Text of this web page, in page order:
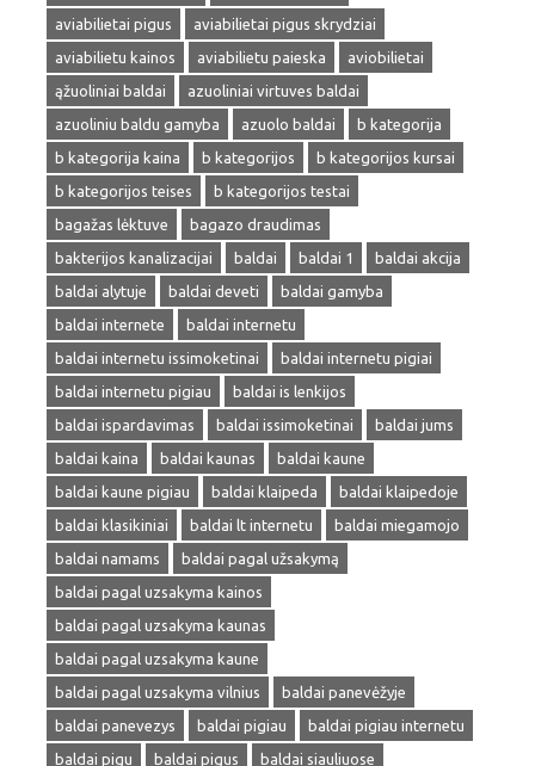
aviabilietai pigus
aviabilietai pigus skrydziai
aviabilietu kainos
aviabilietu paieska
aviobilietai
ąžuoliniai baldai
azuoliniai virtuves baldai
azuoliniu baldu gamyba
azuolo baldai
b kategorija
b kategorija kaina
b kategorijos
b kategorijos kursai
b kategorijos teises
b kategorijos testai
bagažas lėktuve
bagazo draudimas
bakterijos kanalizacijai
baldai baldai 1
baldai akcija
baldai alytuje
baldai deveti
baldai gamyba
baldai internete
baldai internetu
baldai internetu issimoketinai
baldai internetu pigiai
baldai internetu pigiau
baldai is lenkijos
baldai ispardavimas
baldai issimoketinai
baldai jums
baldai kaina
baldai kaunas
baldai kaune
baldai kaune pigiau
baldai klaipeda
baldai klaipedoje
baldai klasikiniai
baldai lt internetu
baldai miegamojo
baldai namams
baldai pagal užsakymą
baldai pagal uzsakyma kainos
baldai pagal uzsakyma kaunas
baldai pagal uzsakyma kaune
baldai pagal uzsakyma vilnius
baldai panevėžyje
baldai panevezys
baldai pigiau
baldai pigiau internetu
baldai pigu
baldai pigus baldai siauliuose